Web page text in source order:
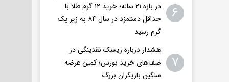
۶
در بازه ۲۱ ساله؛ خرید ۱۲ گرم طلا با
حداقل دستمزد در سال ۸۴ به زیر یک
گرم رسید
۷
هشدار درباره ریسک نقدینگی در
صف‌های خرید بورس؛ کمین عرضه
سنگین بازیگران بزرگ